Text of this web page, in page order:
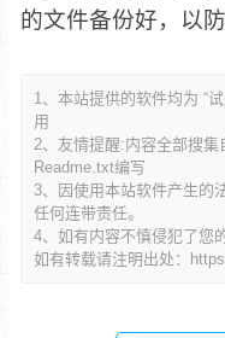
的文件备份好，以
1、本站提供的软件均为 “
用
2、友情提醒:内容全部搜
Readme.txt编写
3、因使用本站软件产生的
任何连带责任。
4、如有内容不慎侵犯了您
如有转载请注明出处：